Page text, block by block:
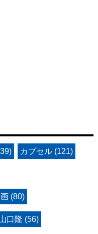
カプセル (121)
(80)
口隆 (56)